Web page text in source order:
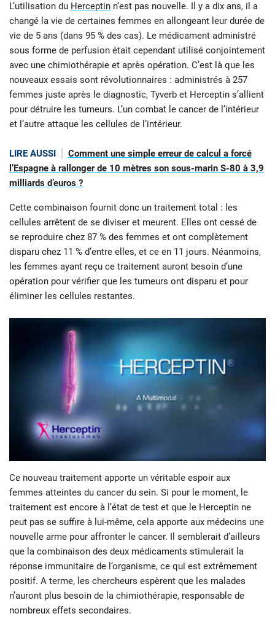
L’utilisation du Herceptin n’est pas nouvelle. Il y a dix ans, il a
changé la vie de certaines femmes en allongeant leur durée de
vie de 5 ans (dans 95 % des cas). Le médicament administré
sous forme de perfusion était cependant utilisé conjointement
avec une chimiothérapie et après opération. C’est là que les
nouveaux essais sont révolutionnaires : administrés à 257
femmes juste après le diagnostic, Tyverb et Herceptin s’allient
pour détruire les tumeurs. L’un combat le cancer de l’intérieur
et l’autre attaque les cellules de l’intérieur.
LIRE AUSSI
Comment une simple erreur de calcul a forcé
l’Espagne à rallonger de 10 mètres son sous-marin S-80 à 3,9
milliards d’euros ?
Cette combinaison fournit donc un traitement total : les
cellules arrêtent de se diviser et meurent. Elles ont cessé de
se reproduire chez 87 % des femmes et ont complètement
disparu chez 11 % d’entre elles, et ce en 11 jours. Néanmoins,
les femmes ayant reçu ce traitement auront besoin d’une
opération pour vérifier que les tumeurs ont disparu et pour
éliminer les cellules restantes.
Ce nouveau traitement apporte un véritable espoir aux
femmes atteintes du cancer du sein. Si pour le moment, le
traitement est encore à l’état de test et que le Herceptin ne
peut pas se suffire à lui-même, cela apporte aux médecins une
nouvelle arme pour affronter le cancer. Il semblerait d’ailleurs
que la combinaison des deux médicaments stimulerait la
réponse immunitaire de l’organisme, ce qui est extrêmement
positif. A terme, les chercheurs espèrent que les malades
n’auront plus besoin de la chimiothérapie, responsable de
nombreux effets secondaires.